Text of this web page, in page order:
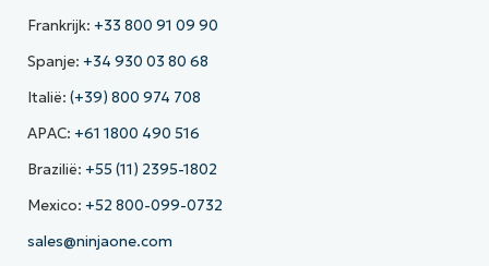
Frankrijk: +33 800 91 09 90
Spanje: +34 930 03 80 68
Italië: (+39) 800 974 708
APAC: +61 1800 490 516
Brazilië: +55 (11) 2395-1802
Mexico: +52 800-099-0732
sales@ninjaone.com